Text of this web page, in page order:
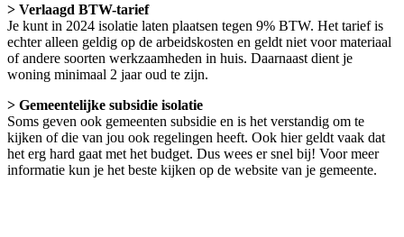
> Verlaagd BTW-tarief
Je kunt in 2024 isolatie laten plaatsen tegen 9% BTW. Het tarief is
echter alleen geldig op de arbeidskosten en geldt niet voor materiaal
of andere soorten werkzaamheden in huis. Daarnaast dient je
woning minimaal 2 jaar oud te zijn.
> Gemeentelijke subsidie isolatie
Soms geven ook gemeenten subsidie en is het verstandig om te
kijken of die van jou ook regelingen heeft. Ook hier geldt vaak dat
het erg hard gaat met het budget. Dus wees er snel bij! Voor meer
informatie kun je het beste kijken op de website van je gemeente.